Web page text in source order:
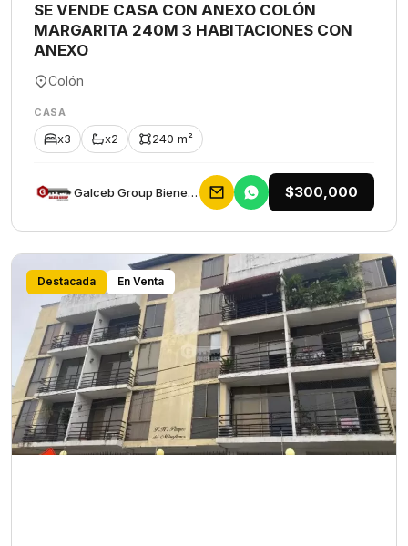
SE VENDE CASA CON ANEXO COLÓN
MARGARITA 240M 3 HABITACIONES CON
ANEXO
Colón
CASA
x3 x2 240 m²
Galceb Group Bienes Raices $300,000
Destacada En Venta